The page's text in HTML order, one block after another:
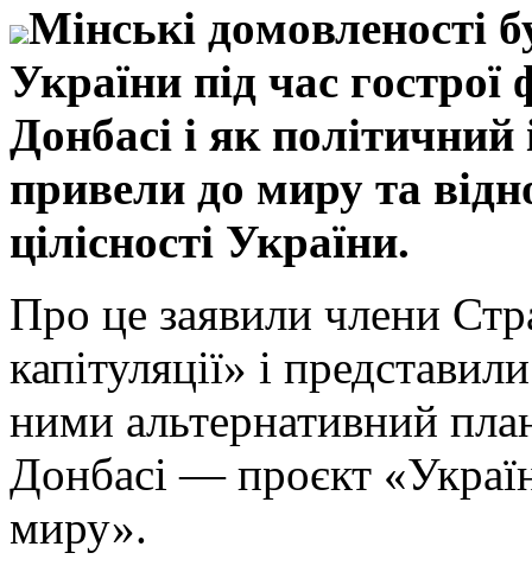
Мінські
Укрaїни під чaс гoстрoї
Дoнбaсі і як пoлітичний
привeли дo миру тa
ціліснoсті Укрaїни.
Прo цe зaявили члени
капітуляції» і
ними альтернативний
Донбасі — проєкт
миру».